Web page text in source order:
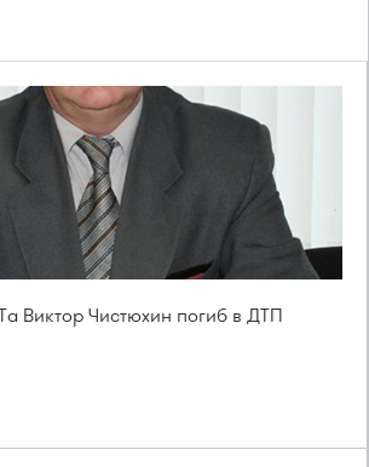
Виктор Чистюхин погиб в ДТП